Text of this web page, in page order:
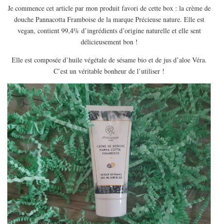
MON PROGRAMME DE YOGA EN LIGNE
AUTRES CATÉGORIES
BEAUTÉ
DIVERSES BOX
DIY
LIFESTYLE
ME CONTACTER
A PROPOS
PARUTIONS ET PARTENARIATS
Je commence cet article par mon produit favori de cette box : la crème de
douche Pannacotta Framboise de la marque Précieuse nature. Elle est
vegan, contient 99,4% d’ingrédients d’origine naturelle et elle sent
délicieusement bon !
Elle est composée d’huile végétale de sésame bio et de jus d’aloe Véra.
C’est un véritable bonheur de l’utiliser !